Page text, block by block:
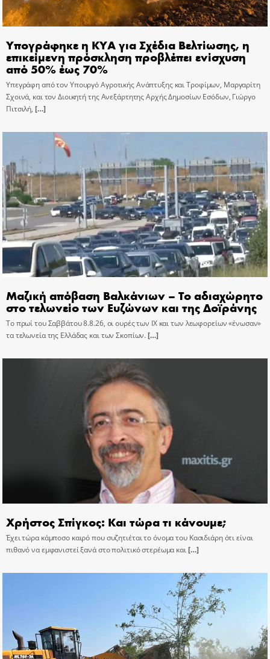
Υπογράφηκε η ΚΥΑ για Σχέδια Βελτίωσης, η
επικείμενη πρόσκληση προβλέπει ενίσχυση
από 50% έως 70%
Υπεγράφη από τον Υπουργό Αγροτικής Ανάπτυξης και Τροφίμων, Μαργαρίτη
Σχοινά, και τον Διοικητή της Ανεξάρτητης Αρχής Δημοσίων Εσόδων, Γιώργο
Πιτσιλή, […]
Μαζική απόβαση Βαλκάνιων – Το αδιαχώρητο
στο τελωνείο των Ευζώνων και της Δοϊράνης
Το πρωί του Σαββάτου 8.8.26, οι ουρές των ΙΧ και των λεωφορείων «ένωσαν»
τα τελωνεία της Ελλάδας και των Σκοπίων.[…]
Χρήστος Σπίγκος: Και τώρα τι κάνουμε;
Έχει τώρα κάμποσο καιρό που συζητιέται το όνομα του Κασιδιάρη ότι είναι
πιθανό να εμφανιστεί ξανά στο πολιτικό στερέωμα και[…]